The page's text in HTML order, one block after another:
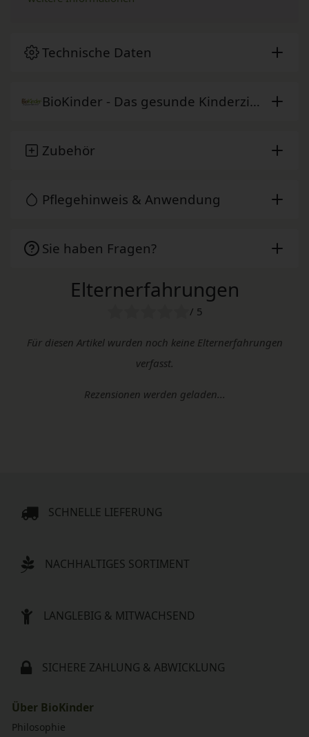
Technische Daten
BioKinder - Das gesunde Kinderzimmer
Zubehör
Pflegehinweis & Anwendung
Sie haben Fragen?
Elternerfahrungen
/ 5
Für diesen Artikel wurden noch keine Elternerfahrungen
verfasst.
Rezensionen werden geladen...
SCHNELLE LIEFERUNG
NACHHALTIGES SORTIMENT
LANGLEBIG & MITWACHSEND
SICHERE ZAHLUNG & ABWICKLUNG
Über BioKinder
Philosophie